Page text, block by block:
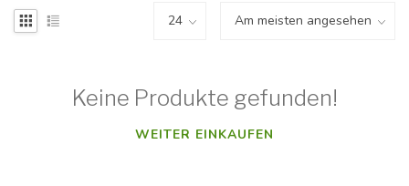
Keine Produkte gefunden!
WEITER EINKAUFEN